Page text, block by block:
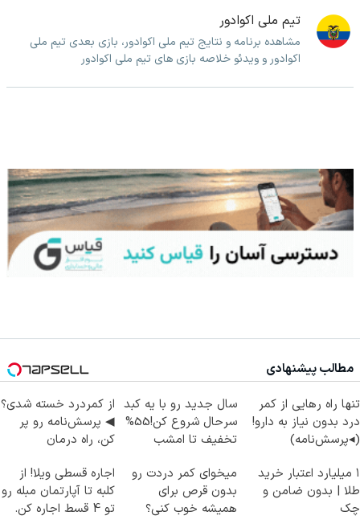
تیم ملی اکوادور
مشاهده برنامه و نتایج تیم ملی اکوادور، بازی بعدی تیم ملی
اکوادور و ویدئو خلاصه بازی های تیم ملی اکوادور
مطالب پیشنهادی
تنها راه رهایی از کمر
درد بدون نیاز به دارو!
(◂پرسش‌نامه)
سال جدید رو با یه کبد
سرحال شروع کن!55%
تخفیف تا امشب
از کمردرد خسته شدی؟
◀ پرسش‌نامه رو پر
کن، راه درمان
۱ میلیارد اعتبار خرید
طلا | بدون ضامن و
چک
میخوای کمر دردت رو
بدون قرص برای
همیشه خوب کنی؟
اجاره‌ قسطی ویلا! از
کلبه تا آپارتمان مبله رو
تو 4 قسط اجاره کن.